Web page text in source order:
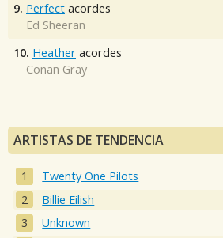
9. Perfect acordes
Ed Sheeran
10. Heather acordes
Conan Gray
ARTISTAS DE TENDENCIA
Twenty One Pilots
Billie Eilish
Unknown